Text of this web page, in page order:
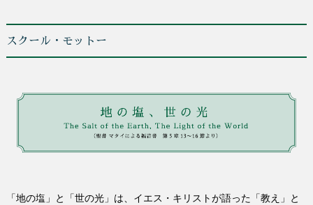
スクール・モットー
「地の塩」と「世の光」は、イエス・キリストが語った「教え」と